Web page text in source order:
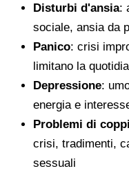
Disturbi d'ansia:
sociale, ansia da
Panico: crisi
limitano la
Depressione:
energia e
Problemi di
crisi, tradimenti,
sessuali